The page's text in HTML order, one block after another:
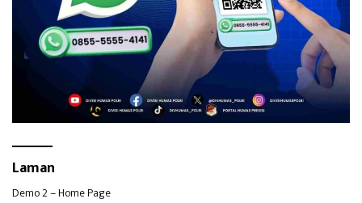
Laman
Demo 2 – Home Page